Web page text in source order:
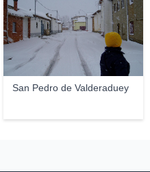
San Pedro de Valderaduey